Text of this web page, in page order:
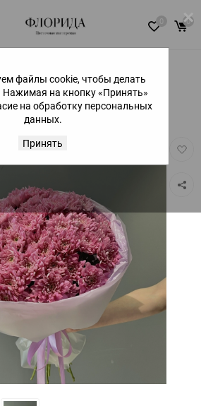
×
файлы cookie, чтобы делать
Нажимая на кнопку «Принять»
на обработку персональных
данных.
Принять
0